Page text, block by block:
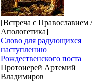
[Встреча с Православием /
Апологетика]
Слово для радующихся
наступлению
Рождественского поста
Протоиерей Артемий
Владимиров